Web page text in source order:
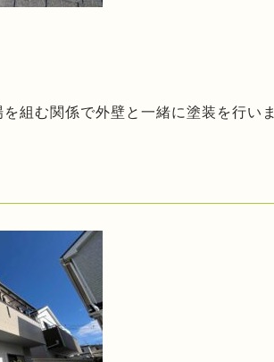
組む関係で外壁と一緒に塗装を行いま